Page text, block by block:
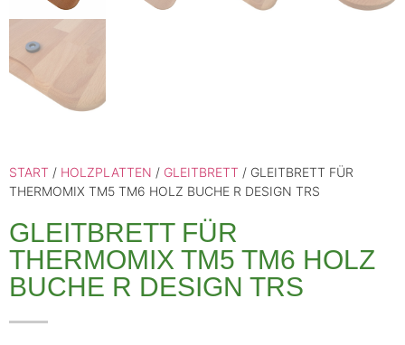
START / HOLZPLATTEN / GLEITBRETT / GLEITBRETT FÜR
THERMOMIX TM5 TM6 HOLZ BUCHE R DESIGN TRS
GLEITBRETT FÜR
THERMOMIX TM5 TM6 HOLZ
BUCHE R DESIGN TRS